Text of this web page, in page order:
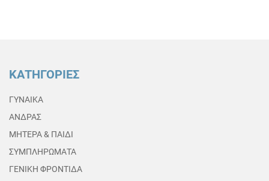
ΚΑΤΗΓΟΡΙΕΣ
ΓΥΝΑΙΚΑ
ΑΝΔΡΑΣ
ΜΗΤΕΡΑ & ΠΑΙΔΙ
ΣΥΜΠΛΗΡΩΜΑΤΑ
ΓΕΝΙΚΗ ΦΡΟΝΤΙΔΑ